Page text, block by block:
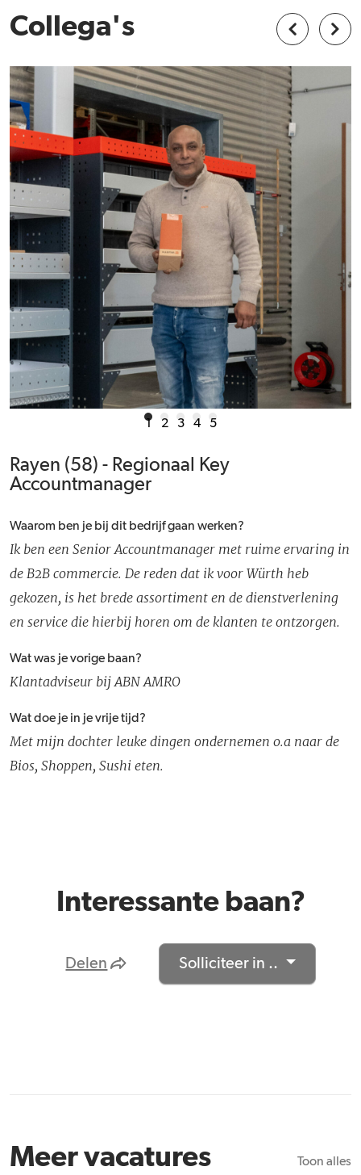
Collega's
1 2 3 4 5
Rayen (58) - Regionaal Key
Accountmanager
Waarom ben je bij dit bedrijf gaan werken?
Ik ben een Senior Accountmanager met ruime ervaring in
de B2B commercie. De reden dat ik voor Würth heb
gekozen, is het brede assortiment en de dienstverlening
en service die hierbij horen om de klanten te ontzorgen.
Wat was je vorige baan?
Klantadviseur bij ABN AMRO
Wat doe je in je vrije tijd?
Met mijn dochter leuke dingen ondernemen o.a naar de
Bios, Shoppen, Sushi eten.
Interessante baan?
Delen Solliciteer in ..
Meer vacatures Toon alles